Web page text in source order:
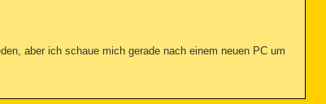
aber ich schaue mich gerade nach einem neuen PC um